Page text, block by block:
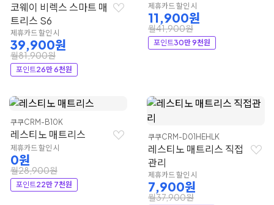
코웨이 비렉스 스마트 매
트리스 S6
제휴카드 할인 시
39,900원
월81,900원
포인트26만 6천원
제휴카드 할인 시
11,900원
월41,900원
포인트30만 9천원
쿠쿠CRM-B10K
레스티노 매트리스
제휴카드 할인 시
0원
월28,900원
포인트22만 7천원
쿠쿠CRM-D01HEHLK
레스티노 매트리스 직접
관리
제휴카드 할인 시
7,900원
월37,900원